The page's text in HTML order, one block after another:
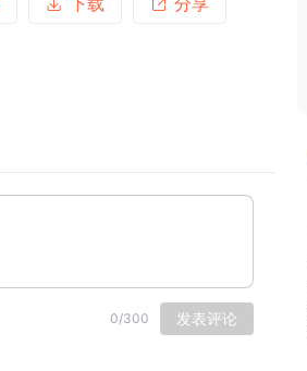
下载 分享
0/300 发表评论